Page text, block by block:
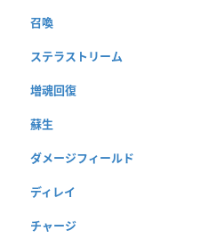
召喚
ステラストリーム
増魂回復
蘇生
ダメージフィールド
ディレイ
チャージ